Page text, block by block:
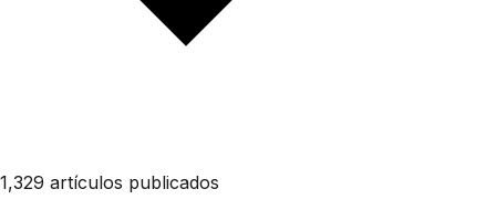
1,329 artículos publicados